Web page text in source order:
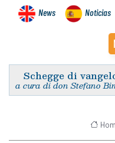
News Noticias
Schegge di
a cura di don Stefano